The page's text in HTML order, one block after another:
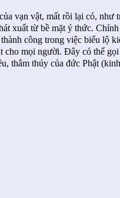
vạn vật, mất rồi lại có, như
xuất từ bề mặt ý thức.
công trong việc biểu lộ
cho mọi người. Đây có thể
thâm thúy của đức Phật